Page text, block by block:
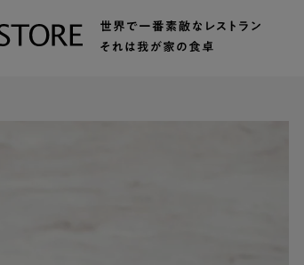
（トゥーワントゥーキッチンストア）キッチン雑貨の通販